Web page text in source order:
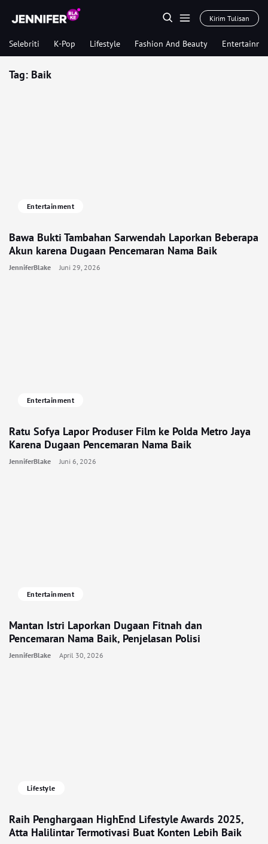
Kirim Tulisan
Selebriti K-Pop Lifestyle Fashion And Beauty
Tag: Baik
Entertainment
Bawa Bukti Tambahan Sarwendah Laporkan Beberapa
Akun karena Dugaan Pencemaran Nama Baik
JenniferBlake Juni 29, 2026
Entertainment
Ratu Sofya Lapor Produser Film ke Polda Metro Jaya
Karena Dugaan Pencemaran Nama Baik
JenniferBlake Juni 6, 2026
Entertainment
Mantan Istri Laporkan Dugaan Fitnah dan
Pencemaran Nama Baik, Penjelasan Polisi
JenniferBlake April 30, 2026
Lifestyle
Raih Penghargaan HighEnd Lifestyle Awards 2025,
Atta Halilintar Termotivasi Buat Konten Lebih Baik